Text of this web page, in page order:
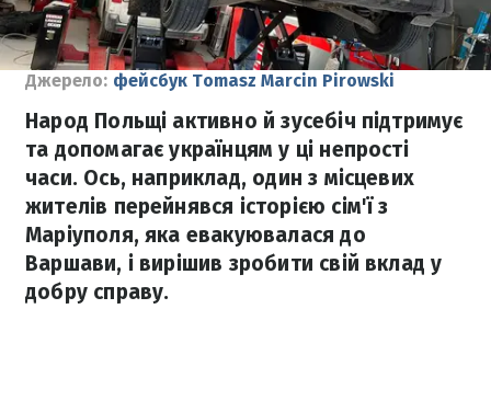
Джерело: фейсбук Tomasz Marcin Pirowski
Народ Польщі активно й зусебіч підтримує
та допомагає українцям у ці непрості
часи. Ось, наприклад, один з місцевих
жителів перейнявся історією сім'ї з
Маріуполя, яка евакуювалася до
Варшави, і вирішив зробити свій вклад у
добру справу.